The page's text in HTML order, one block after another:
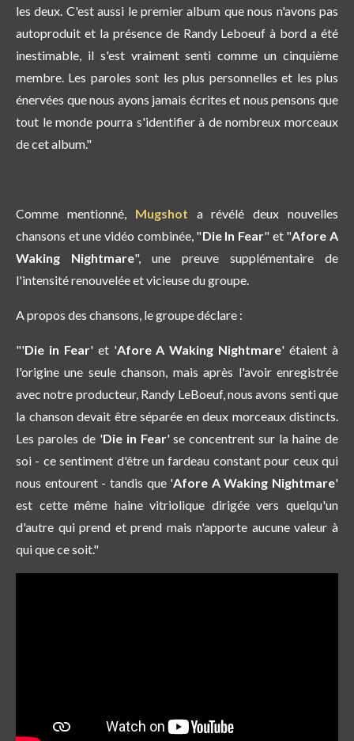
les deux. C'est aussi le premier album que nous n'avons pas
autoproduit et la présence de Randy Leboeuf à bord a été
inestimable, il s'est vraiment senti comme un cinquième
membre. Les paroles sont les plus personnelles et les plus
énervées que nous ayons jamais écrites et nous pensons que
tout le monde pourra s'identifier à de nombreux morceaux
de cet album."
Comme mentionné, Mugshot a révélé deux nouvelles
chansons et une vidéo combinée, "Die In Fear" et "Afore A
Waking Nightmare", une preuve supplémentaire de
l'intensité renouvelée et vicieuse du groupe.
A propos des chansons, le groupe déclare :
"'Die in Fear' et 'Afore A Waking Nightmare' étaient à
l'origine une seule chanson, mais après l'avoir enregistrée
avec notre producteur, Randy LeBoeuf, nous avons senti que
la chanson devait être séparée en deux morceaux distincts.
Les paroles de 'Die in Fear' se concentrent sur la haine de
soi - ce sentiment d'être un fardeau constant pour ceux qui
nous entourent - tandis que 'Afore A Waking Nightmare'
est cette même haine vitriolique dirigée vers quelqu'un
d'autre qui prend et prend mais n'apporte aucune valeur à
qui que ce soit."